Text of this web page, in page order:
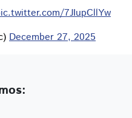
7JIupCllYw
December 27, 2025